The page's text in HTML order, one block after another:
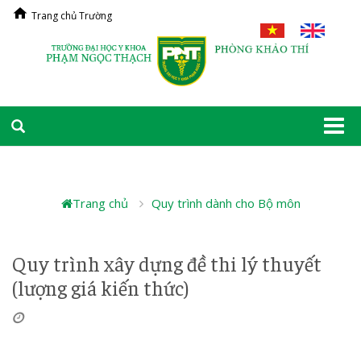
Trang chủ Trường
Trang chủ Quy trình dành cho Bộ môn
Quy trình xây dựng đề thi lý thuyết
(lượng giá kiến thức)